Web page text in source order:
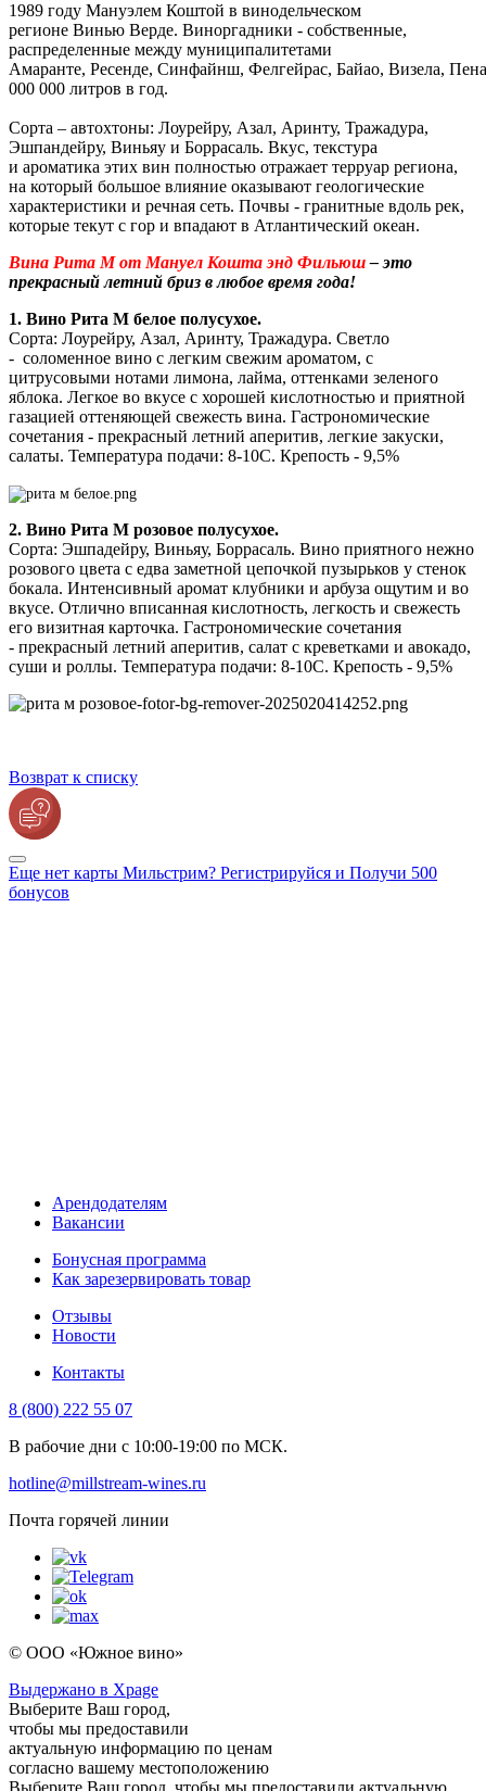
1989 году Мануэлем Коштой в винодельческом
регионе Винью Верде. Виноргадники - собственные,
распределенные между муниципалитетами
Амаранте, Ресенде, Синфайнш, Фелгейрас, Байао, Визела,
000 000 литров в год.
Сорта – автохтоны: Лоурейру, Азал, Аринту, Тражадура,
Эшпандейру, Виньяу и Боррасаль. Вкус, текстура
и ароматика этих вин полностью отражает терруар региона,
на который большое влияние оказывают геологические
характеристики и речная сеть. Почвы - гранитные вдоль рек,
которые текут с гор и впадают в Атлантический океан.
Вина Рита М от Мануел Кошта энд Фильюш– это
прекрасный летний бриз в любое время года!
1. Вино Рита М белое полусухое.
Сорта: Лоурейру, Азал, Аринту, Тражадура. Светло
- соломенное вино с легким свежим ароматом, с
цитрусовыми нотами лимона, лайма, оттенками зеленого
яблока. Легкое во вкусе с хорошей кислотностью и приятной
газацией оттеняющей свежесть вина. Гастрономические
сочетания - прекрасный летний аперитив, легкие закуски,
салаты. Температура подачи: 8-10С. Крепость - 9,5%
2. Вино Рита М розовое полусухое.
Сорта: Эшпадейру, Виньяу, Боррасаль. Вино приятного нежно
розового цвета с едва заметной цепочкой пузырьков у стенок
бокала. Интенсивный аромат клубники и арбуза ощутим и во
вкусе. Отлично вписанная кислотность, легкость и свежесть
его визитная карточка. Гастрономические сочетания
- прекрасный летний аперитив, салат с креветками и авокадо,
суши и роллы. Температура подачи: 8-10С. Крепость - 9,5%
Возврат к списку
Еще нет карты Мильстрим? Регистрируйся и Получи 500
бонусов
Арендодателям
Вакансии
Бонусная программа
Как зарезервировать товар
Отзывы
Новости
Контакты
8 (800) 222 55 07
В рабочие дни с 10:00-19:00 по МСК.
hotline@millstream-wines.ru
Почта горячей линии
© ООО «Южное вино»
Выдержано в Xpage
Выберите Ваш город,
чтобы мы предоставили
актуальную информацию по ценам
согласно вашему местоположению
Выберите Ваш город, чтобы мы предоставили актуальную